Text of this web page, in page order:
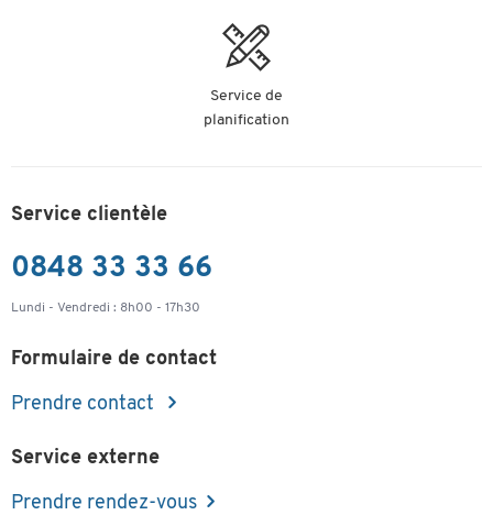
Service de
planification
Service clientèle
0848 33 33 66
Lundi - Vendredi : 8h00 - 17h30
Formulaire de contact
Prendre contact
Service externe
Prendre rendez-vous